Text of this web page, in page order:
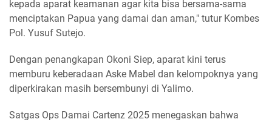
kepada aparat keamanan agar kita bisa bersama-sama
menciptakan Papua yang damai dan aman," tutur Kombes
Pol. Yusuf Sutejo.
Dengan penangkapan Okoni Siep, aparat kini terus
memburu keberadaan Aske Mabel dan kelompoknya yang
diperkirakan masih bersembunyi di Yalimo.
Satgas Ops Damai Cartenz 2025 menegaskan bahwa